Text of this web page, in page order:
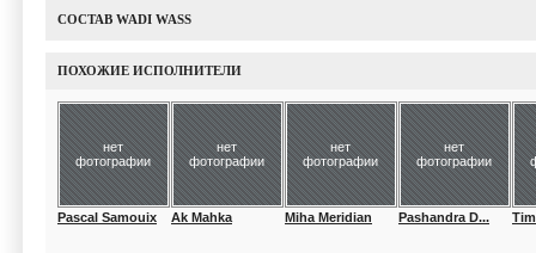
СОСТАВ WADI WASS
ПОХОЖИЕ ИСПОЛНИТЕЛИ
нет
фотографии
Pascal Samouix
нет
фотографии
Ak Mahka
нет
фотографии
Miha Meridian
нет
фотографии
Pashandra D...